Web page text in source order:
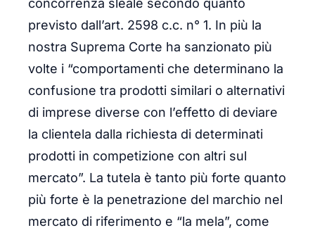
concorrenza sleale secondo quanto
previsto dall’art. 2598 c.c. n° 1. In più la
nostra Suprema Corte ha sanzionato più
volte i “comportamenti che determinano la
confusione tra prodotti similari o alternativi
di imprese diverse con l’effetto di deviare
la clientela dalla richiesta di determinati
prodotti in competizione con altri sul
mercato”. La tutela è tanto più forte quanto
più forte è la penetrazione del marchio nel
mercato di riferimento e “la mela”, come